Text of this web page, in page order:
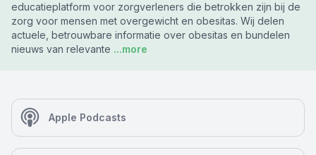
educatieplatform voor zorgverleners die betrokken zijn bij de
zorg voor mensen met overgewicht en obesitas. Wij delen
actuele, betrouwbare informatie over obesitas en bundelen
nieuws van relevante ...more
Apple Podcasts